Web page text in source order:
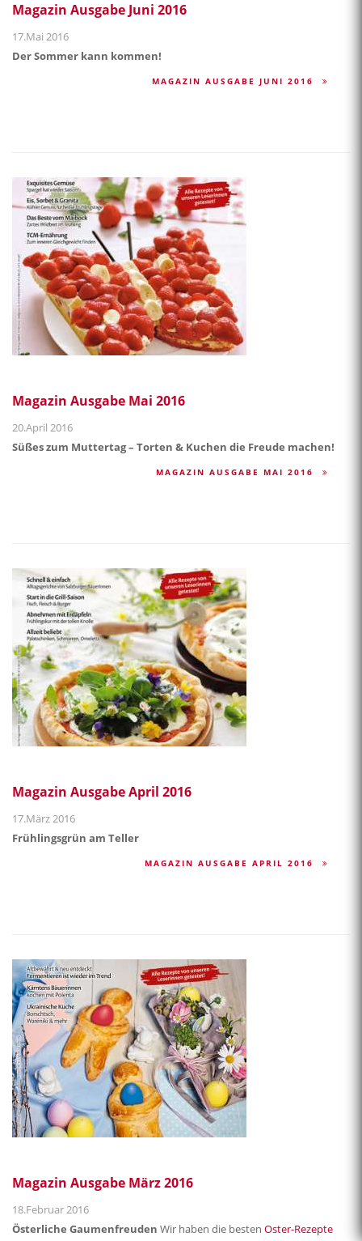
Magazin Ausgabe Juni 2016
17.Mai 2016
Der Sommer kann kommen!
MAGAZIN AUSGABE JUNI 2016
Magazin Ausgabe Mai 2016
20.April 2016
Süßes zum Muttertag – Torten & Kuchen die Freude machen!
MAGAZIN AUSGABE MAI 2016
Magazin Ausgabe April 2016
17.März 2016
Frühlingsgrün am Teller
MAGAZIN AUSGABE APRIL 2016
Magazin Ausgabe März 2016
18.Februar 2016
Österliche Gaumenfreuden Wir haben die besten Oster-Rezepte